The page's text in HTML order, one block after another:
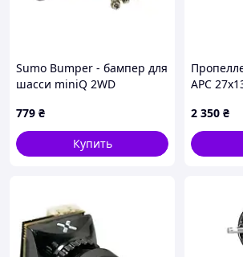
Sumo Bumper - бампер для
шасси miniQ 2WD
779 ₴
Купить
APC
2 350 ₴